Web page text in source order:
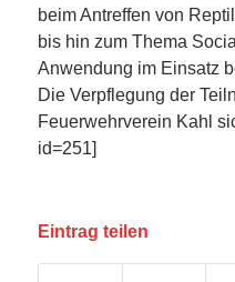
beim Antreffen von
bis hin zum Thema
Anwendung im Einsatz
Die Verpflegung der
Feuerwehrverein Kahl
id=251]
Eintrag teilen